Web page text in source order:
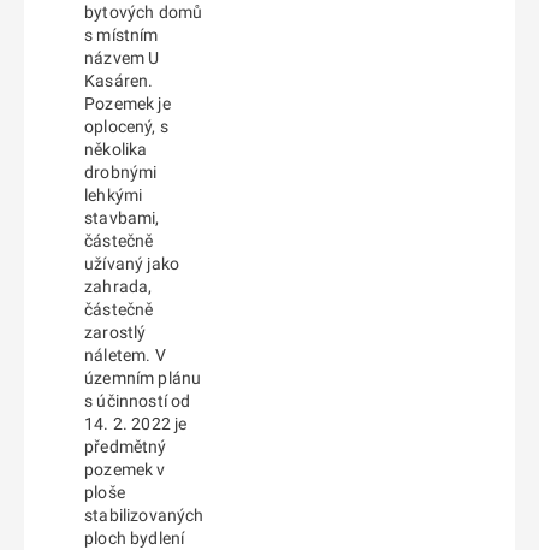
bytových domů
s místním
názvem U
Kasáren.
Pozemek je
oplocený, s
několika
drobnými
lehkými
stavbami,
částečně
užívaný jako
zahrada,
částečně
zarostlý
náletem. V
územním plánu
s účinností od
14. 2. 2022 je
předmětný
pozemek v
ploše
stabilizovaných
ploch bydlení